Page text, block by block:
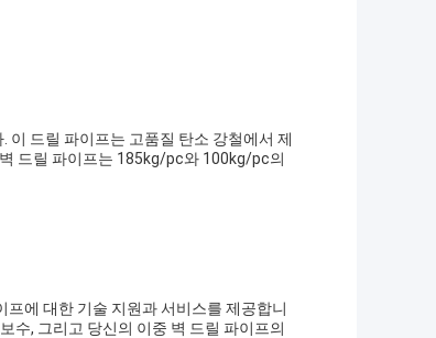
이 드릴 파이프는 고품질 탄소 강철에서 제
드릴 파이프는 185kg/pc와 100kg/pc의
에 대한 기술 지원과 서비스를 제공합니
수, 그리고 당신의 이중 벽 드릴 파이프의